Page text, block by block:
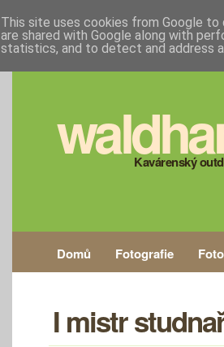
Kavárenský
Domů Fotografie
I mistr
This site uses cookies from Google to
are shared with Google along with
statistics, and to detect and address